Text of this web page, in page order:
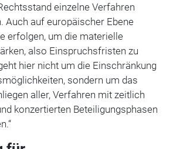
einzelne Verfahren
Auch auf europäischer Ebene
erfolgen, um die materielle
also Einspruchsfristen zu
hier nicht um die Einschränkung
sondern um das
aller, Verfahren mit zeitlich
konzertierten Beteiligungsphasen